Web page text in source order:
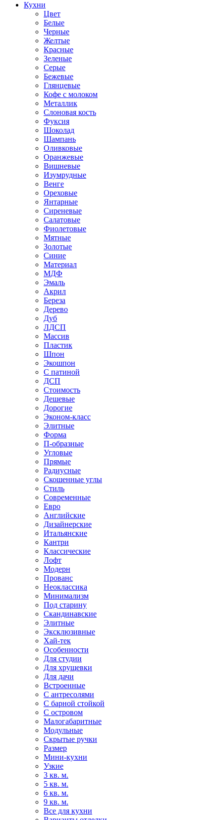
Кухни
Цвет
Белые
Черные
Желтые
Красные
Зеленые
Серые
Бежевые
Глянцевые
Кофе с молоком
Металлик
Слоновая кость
Фуксия
Шоколад
Шампань
Оливковые
Оранжевые
Вишневые
Изумрудные
Венге
Ореховые
Янтарные
Сиреневые
Салатовые
Фиолетовые
Мятные
Золотые
Синие
Материал
МДФ
Эмаль
Акрил
Береза
Дерево
Дуб
ЛДСП
Массив
Пластик
Шпон
Экошпон
С патиной
ДСП
Стоимость
Дешевые
Дорогие
Эконом-класс
Элитные
Форма
П-образные
Угловые
Прямые
Радиусные
Скошенные углы
Стиль
Современные
Евро
Английские
Дизайнерские
Итальянские
Кантри
Классические
Лофт
Модерн
Прованс
Неоклассика
Минимализм
Под старину
Скандинавские
Элитные
Эксклюзивные
Хай-тек
Особенности
Для студии
Для хрущевки
Для дачи
Встроенные
С антресолями
С барной стойкой
С островом
Малогабаритные
Модульные
Скрытые ручки
Размер
Мини-кухни
Узкие
3 кв. м.
5 кв. м.
6 кв. м.
9 кв. м.
Все для кухни